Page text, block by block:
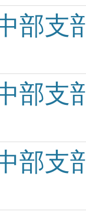
部支
部支
部支